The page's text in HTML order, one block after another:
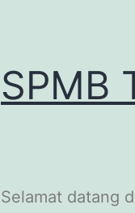
SPMB
Selamat datang